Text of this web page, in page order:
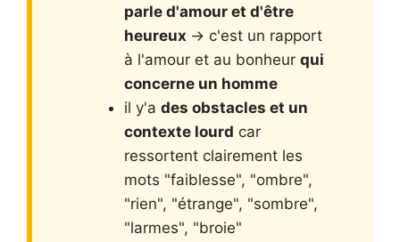
parle d'amour et d'être
heureux -> c'est un rapport
à l'amour et au bonheurqui
concerne un homme
il y'ades obstacles et un
contexte lourd car
ressortent clairement les
mots "faiblesse", "ombre",
"rien", "étrange", "sombre",
"larmes", "broie"